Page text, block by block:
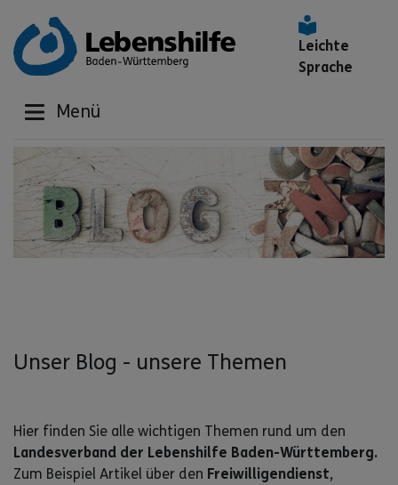
Leichte
Sprache
Menü
Unser Blog - unsere Themen
Hier finden Sie alle wichtigen Themen rund um den
Landesverband der Lebenshilfe Baden-Württemberg.
Zum Beispiel Artikel über den Freiwilligendienst,